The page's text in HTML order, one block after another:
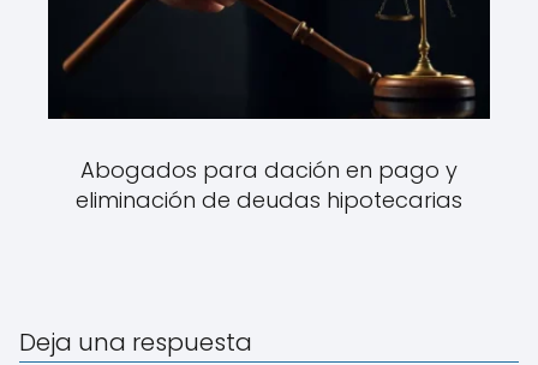
Abogados para dación en pago y
eliminación de deudas hipotecarias
Deja una respuesta